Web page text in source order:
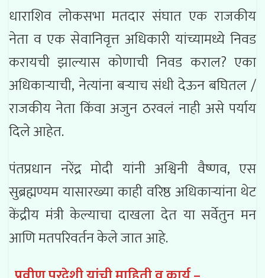
धाराशिव लोकसभा मतदार संघात एक राजकीय
नेता व एक सेवानिवृत्त अधिकारी यांच्यामध्ये निवड
करायची झाल्यास कोणाची निवड कराल? एका
अधिकाऱ्याची, नेत्यांना बऱ्याच संधी देऊन बघितल /
राजकीय नेता किंवा अजुन ठरवलं नाही असे पर्याय
दिले आहेत.
पंतप्रधान नरेंद्र मोदी यांनी अश्विनी वैष्णव, एस
सुब्रह्मण्यम यासारख्या काही वरिष्ठ अधिकाऱ्यांना थेट
केंद्रीय मंत्री केल्याचा दाखला देत या सर्वेतुन मन
आणि मतपरिवर्तन केले जात आहे.